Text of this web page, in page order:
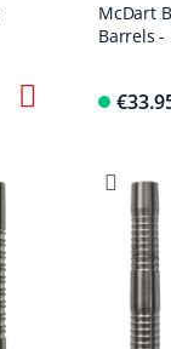
McDart
Barrels -